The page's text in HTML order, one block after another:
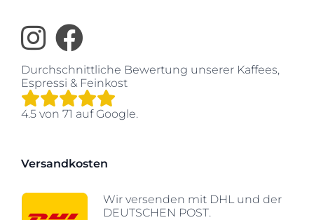
Durchschnittliche Bewertung unserer Kaffees,
Espressi & Feinkost
4.5 von 71 auf Google.
Versandkosten
Wir versenden mit DHL und der
DEUTSCHEN POST.